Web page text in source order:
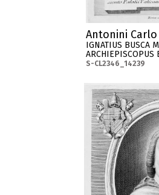
Antonini Carlo
IGNATIUS BUSCA
ARCHIEPISCOPUS
S-CL2346_14239